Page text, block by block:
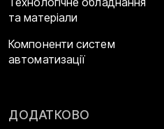
та матеріали
Компоненти систем
автоматизації
ДОДАТКОВО